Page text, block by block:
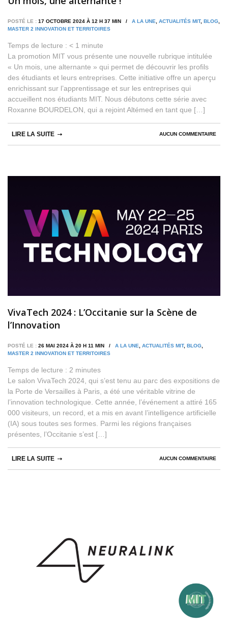
POSTÉ LE : 17 OCTOBRE 2024 À 12 H 37 MIN / A LA UNE ACTUALITÉS MIT, BLOG
MASTER 2 INNOVATION ET TERRITOIRES
Temps de lecture : < 1 minute
La promotion MIT vous présente une nouvelle rubrique intitulée
« Un mois, une alternante » qui permet de découvrir les profils
des étudiants et leurs entreprises. Cette initiative offre un aperçu
enrichissant sur l’apprentissage et sur les entreprises qui
accueillent nos étudiants MIT. Nous débutons cette série avec
Roxanne BOURDELON, qui a rejoint Altémed en tant que […]
AUCUN COMMENTAIRE
LIRE LA SUITE
VivaTech 2024 : L’Occitanie sur la Scène de
l’Innovation
POSTÉ LE : 26 MAI 2024 À 20 H 11 MIN / A LA UNE ACTUALITÉS MIT, BLOG
MASTER 2 INNOVATION ET TERRITOIRES
Temps de lecture : 2 minutes
Le salon VivaTech 2024, qui s’est tenu au parc des expositions de
la Porte de Versailles à Paris, a été une véritable vitrine de
l’innovation technologique. Cette année, l’événement a attiré 165
000 visiteurs, un record, et a mis en avant l’intelligence artificielle
(IA) sous toutes ses formes. Parmi les régions françaises
présentes, l’Occitanie s’est […]
AUCUN COMMENTAIRE
LIRE LA SUITE